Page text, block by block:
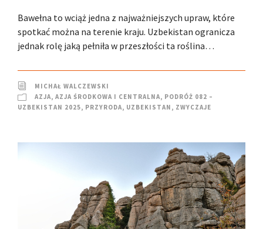
Bawełna to wciąż jedna z najważniejszych upraw, które
spotkać można na terenie kraju. Uzbekistan ogranicza
jednak rolę jaką pełniła w przeszłości ta roślina…
MICHAŁ WALCZEWSKI
AZJA, AZJA ŚRODKOWA I CENTRALNA, PODRÓŻ 082 –
UZBEKISTAN 2025, PRZYRODA, UZBEKISTAN , ZWYCZAJE